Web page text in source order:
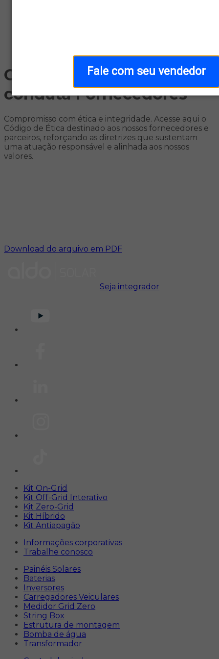
Fale com seu vendedor
Código de ética e
conduta Fornecedores
Compromisso com ética e integridade. Acesse aqui o
Código de Ética destinado aos nossos fornecedores e
parceiros, reforçando as diretrizes que sustentam
uma atuação responsável e alinhada aos nossos
valores.
Download do arquivo em PDF
Seja integrador
Kit On-Grid
Kit Off-Grid Interativo
Kit Zero-Grid
Kit Híbrido
Kit Antiapagão
Informações corporativas
Trabalhe conosco
Painéis Solares
Baterias
Inversores
Carregadores Veiculares
Medidor Grid Zero
String Box
Estrutura de montagem
Bomba de água
Transformador